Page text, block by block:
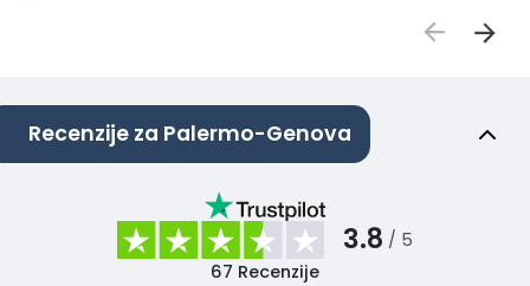
Recenzije za Palermo-Genova
3.8 / 5
67 Recenzije